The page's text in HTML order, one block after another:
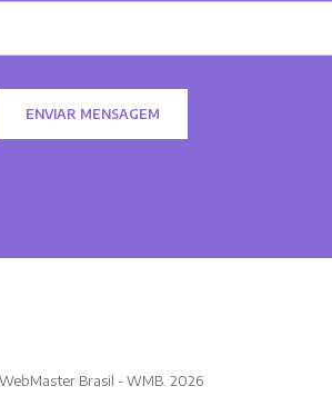
ENVIAR MENSAGEM
Brasil - WMB. 2026